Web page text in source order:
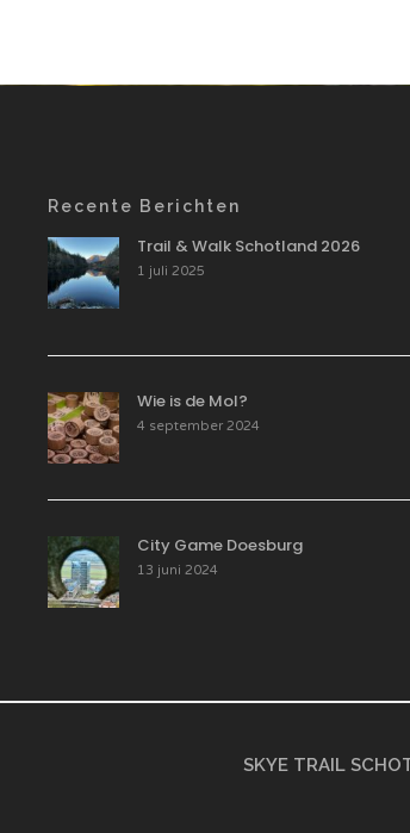
Recente Berichten
Trail & Walk Schotland 2026
1 juli 2025
Wie is de Mol?
4 september 2024
City Game Doesburg
13 juni 2024
SKYE TRAIL